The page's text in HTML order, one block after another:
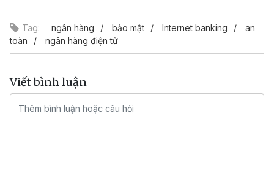
Tag: ngân hàng bảo mật Internet banking
an
toàn
ngân hàng điện tử
Viết bình luận